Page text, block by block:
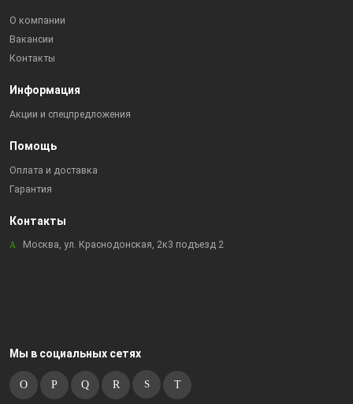
О компании
Вакансии
Контакты
Информация
Акции и спецпредложения
Помощь
Оплата и доставка
Гарантия
Контакты
Москва, ул. Краснодонская, 2к3 подъезд 2
Мы в социальных сетях